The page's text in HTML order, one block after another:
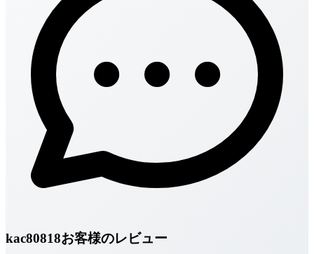
kac80818お客様のレビュー